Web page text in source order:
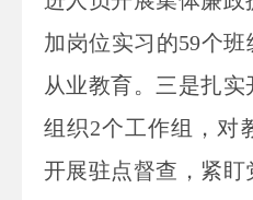
加岗位实习的59个
从业教育。三是扎实
组织2个工作组，对
开展驻点督查，紧